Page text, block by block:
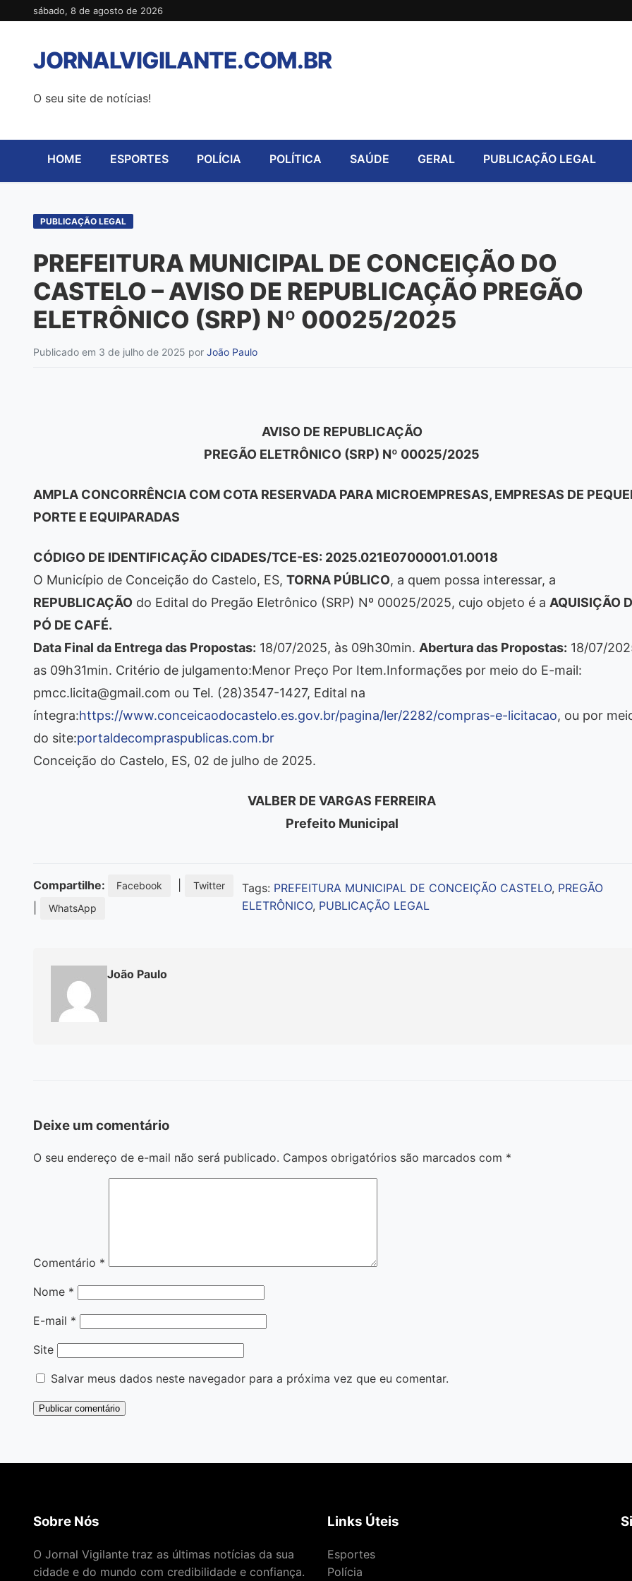
para
conteúdo
sábado, 8 de agosto de 2026
JORNALVIGILANTE.COM.BR
O seu site de notícias!
HOME ESPORTES POLÍCIA POLÍTICA SAÚDE GERAL PUBLICAÇÃO LEGAL
PUBLICAÇÃO LEGAL
PREFEITURA MUNICIPAL DE CONCEIÇÃO DO
CASTELO – AVISO DE REPUBLICAÇÃO PREGÃO
ELETRÔNICO (SRP) Nº 00025/2025
Publicado em 3 de julho de 2025 por João Paulo
AVISO DE REPUBLICAÇÃO
PREGÃO ELETRÔNICO (SRP) Nº 00025/2025
AMPLA CONCORRÊNCIA COM COTA RESERVADA PARA MICROEMPRESAS, EMPRESAS DE
PORTE E EQUIPARADAS
CÓDIGO DE IDENTIFICAÇÃO CIDADES/TCE-ES: 2025.021E0700001.01.0018
O Município de Conceição do Castelo, ES, TORNA PÚBLICO, a quem possa interessar, a
REPUBLICAÇÃO do Edital do Pregão Eletrônico (SRP) Nº 00025/2025, cujo objeto é a AQUISIÇÃO
PÓ DE CAFÉ.
Data Final da Entrega das Propostas: 18/07/2025, às 09h30min. Abertura das Propostas: 18/07/
as 09h31min. Critério de julgamento:Menor Preço Por Item.Informações por meio do E-mail:
pmcc.licita@gmail.com ou Tel. (28)3547-1427, Edital na
íntegra:https://www.conceicaodocastelo.es.gov.br/pagina/ler/2282/compras-e-licitacao, ou por
do site:portaldecompraspublicas.com.br
Conceição do Castelo, ES, 02 de julho de 2025.
VALBER DE VARGAS FERREIRA
Prefeito Municipal
Compartilhe: Facebook Twitter
WhatsApp
Tags: PREFEITURA MUNICIPAL DE CONCEIÇÃO CASTELO, PREGÃO
ELETRÔNICO, PUBLICAÇÃO LEGAL
João Paulo
Deixe um comentário
O seu endereço de e-mail não será publicado. Campos obrigatórios são marcados com *
Comentário *
Nome *
E-mail *
Site
Salvar meus dados neste navegador para a próxima vez que eu comentar.
Sobre Nós
O Jornal Vigilante traz as últimas notícias da sua
cidade e do mundo com credibilidade e confiança.
Links Úteis
Esportes
Polícia